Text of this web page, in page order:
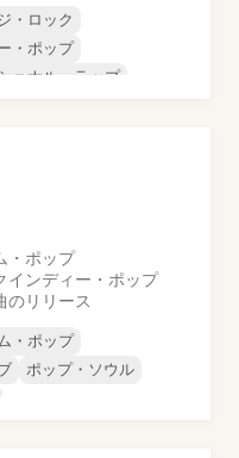
・ロック
・ポップ
ョナル・ラップ
・ポップ
インディー・ポップ
のリリース
・ポップ
ポップ・ソウル